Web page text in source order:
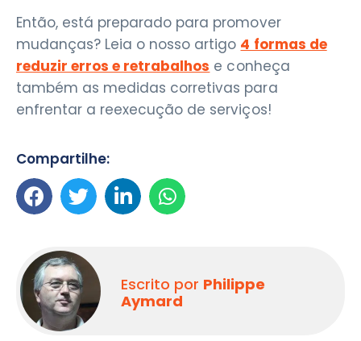
Então, está preparado para promover
mudanças? Leia o nosso artigo 4 formas de
reduzir erros e retrabalhos e conheça
também as medidas corretivas para
enfrentar a reexecução de serviços!
Compartilhe:
Escrito por Philippe
Aymard